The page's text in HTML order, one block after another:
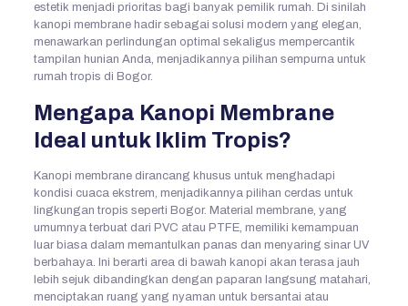
estetik menjadi prioritas bagi banyak pemilik rumah. Di sinilah
kanopi membrane hadir sebagai solusi modern yang elegan,
menawarkan perlindungan optimal sekaligus mempercantik
tampilan hunian Anda, menjadikannya pilihan sempurna untuk
rumah tropis di Bogor.
Mengapa Kanopi Membrane
Ideal untuk Iklim Tropis?
Kanopi membrane dirancang khusus untuk menghadapi
kondisi cuaca ekstrem, menjadikannya pilihan cerdas untuk
lingkungan tropis seperti Bogor. Material membrane, yang
umumnya terbuat dari PVC atau PTFE, memiliki kemampuan
luar biasa dalam memantulkan panas dan menyaring sinar UV
berbahaya. Ini berarti area di bawah kanopi akan terasa jauh
lebih sejuk dibandingkan dengan paparan langsung matahari,
menciptakan ruang yang nyaman untuk bersantai atau